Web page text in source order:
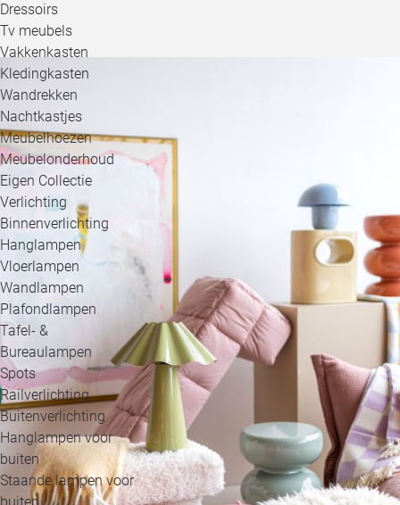
Dressoirs
Tv meubels
Vakkenkasten
Kledingkasten
Wandrekken
Nachtkastjes
Meubelhoezen
Meubelonderhoud
Eigen Collectie
Verlichting
Binnenverlichting
Hanglampen
Vloerlampen
Wandlampen
Plafondlampen
Tafel- &
Bureaulampen
Spots
Railverlichting
Buitenverlichting
Hanglampen voor
buiten
Staande lampen voor